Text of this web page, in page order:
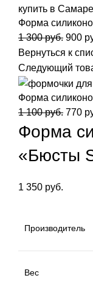
Форма
1 300руб. 900
Вернуться к
Следующий
Форма
1 100руб. 770
Форма
«Бюсты
1 350 руб.
Производитель
Вес